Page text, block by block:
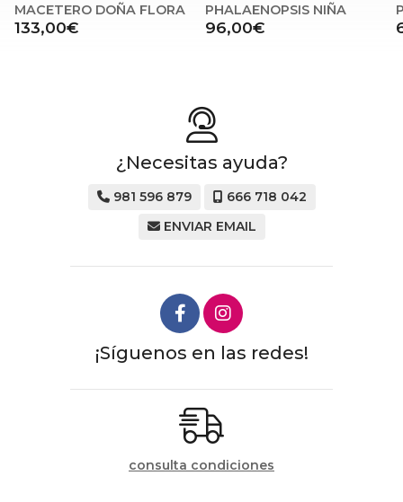
PHALAENOPSIS NIÑA
96,00€
PHALAENOPSIS
68,00€
¿Necesitas ayuda?
981 596 879
666 718 042
ENVIAR EMAIL
¡Síguenos en las redes!
consulta condiciones